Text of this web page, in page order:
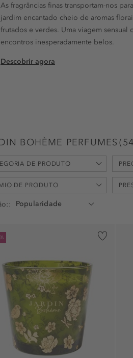
As fragrâncias finas transportam-nos
jardim encantado cheio de aromas
frutados e verdes. Uma viagem sensual
encontros inesperadamente belos.
Descobrir agora
BOHÈME PERFUMES (54
DE PRODUTO
de Parfum (EdP) (23)
de Banho (4)
de Parfum - Set (3)
Corporal (3)
(2)
(1)
de Mãos (1)
DE PRODUTO
de ftalato (1)
de parabens (1)
de parafina (1)
de silicone (1)
de sulfato (1)
amoníaco (1)
comedógenos (1)
conservantes (1)